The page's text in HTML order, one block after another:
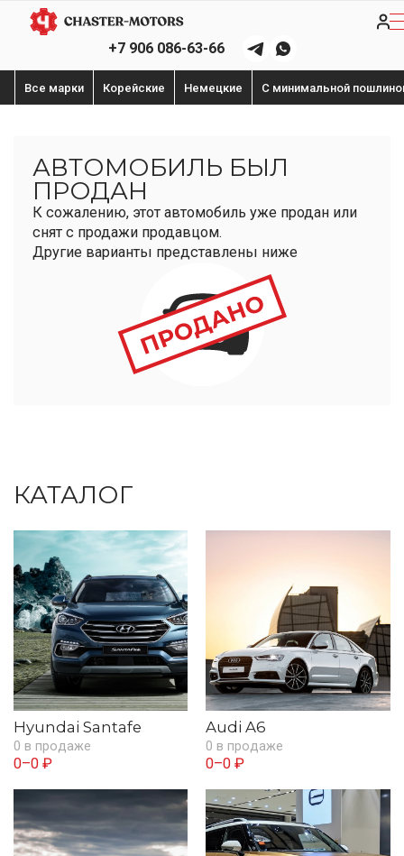
+7 906 086-63-66
Все марки Корейские Немецкие С минимальной
АВТОМОБИЛЬ БЫЛ
ПРОДАН
К сожалению, этот автомобиль уже продан или
снят с продажи продавцом.
Другие варианты представлены ниже
КАТАЛОГ
Hyundai Santafe
0 в продаже
0–0 ₽
Audi A6
0 в продаже
0–0 ₽